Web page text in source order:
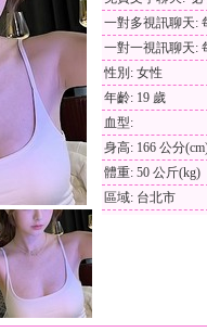
一對多視訊聊天:
一對一視訊聊天:
性別: 女性
年齡: 19 歲
血型:
身高: 166 公分
體重: 50 公斤(kg)
區域: 台北市